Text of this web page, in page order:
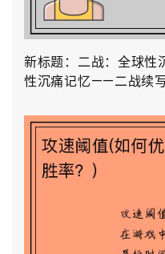
新标题：二战：全球性
性沉痛记忆——二战续